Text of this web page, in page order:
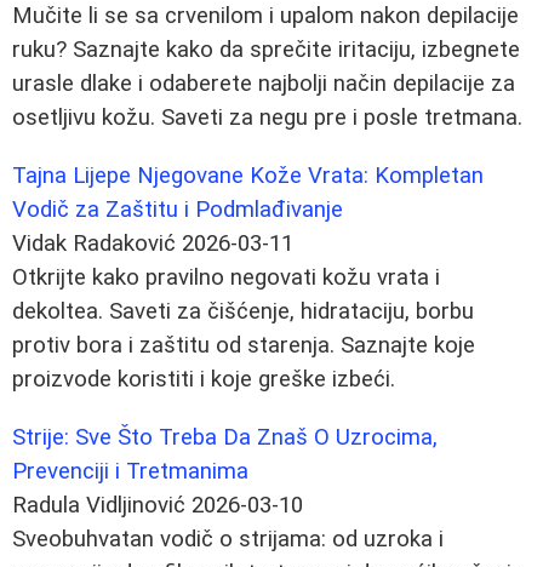
Mučite li se sa crvenilom i upalom nakon depilacije
ruku? Saznajte kako da sprečite iritaciju, izbegnete
urasle dlake i odaberete najbolji način depilacije za
osetljivu kožu. Saveti za negu pre i posle tretmana.
Tajna Lijepe Njegovane Kože Vrata: Kompletan
Vodič za Zaštitu i Podmlađivanje
Vidak Radaković 2026-03-11
Otkrijte kako pravilno negovati kožu vrata i
dekoltea. Saveti za čišćenje, hidrataciju, borbu
protiv bora i zaštitu od starenja. Saznajte koje
proizvode koristiti i koje greške izbeći.
Strije: Sve Što Treba Da Znaš O Uzrocima,
Prevenciji i Tretmanima
Radula Vidljinović 2026-03-10
Sveobuhvatan vodič o strijama: od uzroka i